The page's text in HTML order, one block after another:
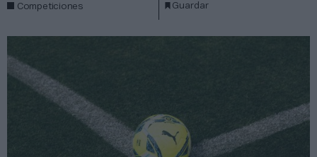
Competiciones Guardar